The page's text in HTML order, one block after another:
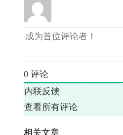
0 评论
内联反馈
查看所有评论
相关文章